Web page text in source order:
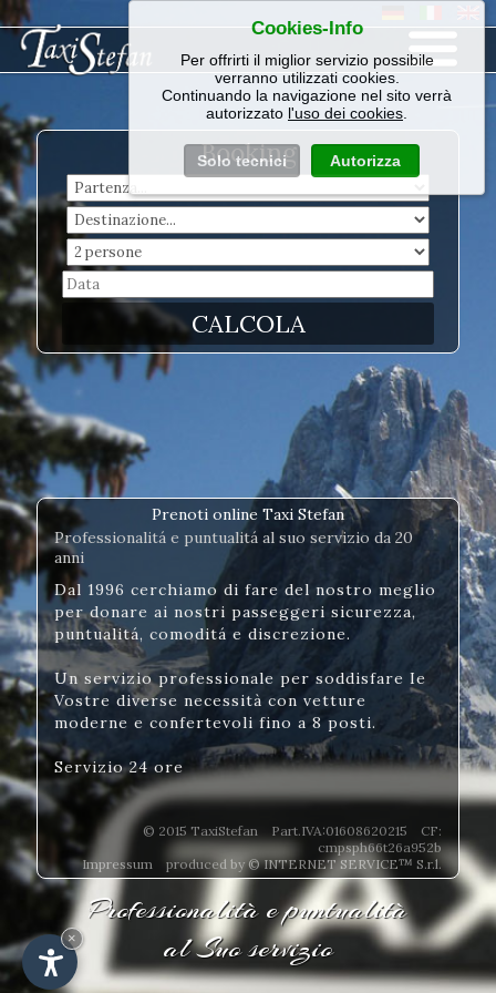
Booking
Prenoti online Taxi Stefan
Professionalitá e puntualitá al suo servizio da 20
anni
Dal 1996 cerchiamo di fare del nostro meglio
per donare ai nostri passeggeri sicurezza,
puntualitá, comoditá e discrezione.
Un servizio professionale per soddisfare Ie
Vostre diverse necessità con vetture
moderne e confertevoli fino a 8 posti.
Servizio 24 ore
© 2015 TaxiStefan Part.IVA:01608620215 CF:
cmpsph66t26a952b
Impressumproduced by© INTERNET SERVICE™ S.r.l.
Professionalità e puntualità
al Suo servizio
Cookies-Info
Per offrirti il miglior servizio possibile
verranno utilizzati cookies.
Continuando la navigazione nel sito verrà
autorizzato l'uso dei cookies
Solo tecnici Autorizza
×